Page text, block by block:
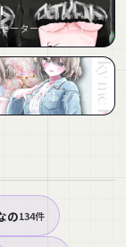
『BECKENZI セーター＆ショートパンツ /Sweater & Shorts』など9件
『AFW【17アバター対応】』など7件
の134件